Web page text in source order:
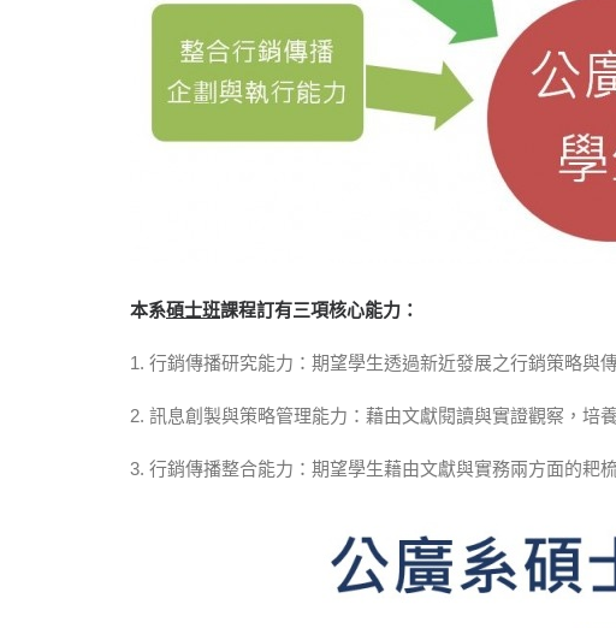
本系碩士班課程訂有三項核心能力：
1. 行銷傳播研究能力：期望學生透過新近發展之行銷策略與
2. 訊息創製與策略管理能力：藉由文獻閱讀與實證觀察，培
3. 行銷傳播整合能力：期望學生藉由文獻與實務兩方面的耙